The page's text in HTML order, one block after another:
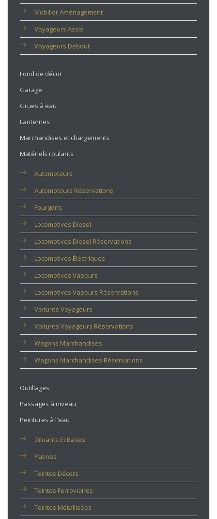
Mobilier Aménagement
Voyageurs Assis
Voyageurs Debout
Fond de décor
Garage
Grues à eau
Lanternes
Marchandises et chargements
Matériels roulants
Automoteurs
Automoteurs Réservations
Fourgons
Locomotives Diesel
Locomotives Diesel Réservations
Locomotives Électriques
Locomotives Vapeurs
Locomotives Vapeurs Réservations
Voitures Voyageurs
Voitures Voyageurs Réservations
Wagons Marchandises
Wagons Marchandises Réservations
Outillages
Passages à niveau
Peintures à l'eau
Diluants Et Bases
Patines
Teintes Décors
Teintes Ferroviaires
Teintes Métallisées